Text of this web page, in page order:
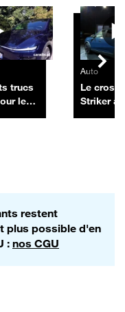
trucs
le
Auto
Le
Striker
restent
plus possible d'en
: nos CGU